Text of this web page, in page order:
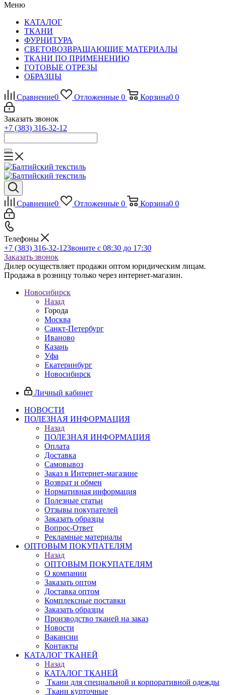
Меню
КАТАЛОГ
ТКАНИ
ФУРНИТУРА
СВЕТОВОЗВРАЩАЮЩИЕ МАТЕРИАЛЫ
ТКАНИ ПО ПРИМЕНЕНИЮ
ГОТОВЫЕ ОТРЕЗЫ
ОБРАЗЦЫ
Сравнение0 Отложенные 0 Корзина0 0
Заказать звонок
+7 (383) 316-32-12
Сравнение0 Отложенные 0 Корзина0 0
Телефоны
+7 (383) 316-32-12Звоните с 08:30 до 17:30
Заказать звонок
Дилер осуществляет продажи оптом юридическим лицам.
Продажа в розницу только через интернет-магазин.
Новосибирск
Назад
Города
Москва
Санкт-Петербург
Иваново
Казань
Уфа
Екатеринбург
Новосибирск
Личный кабинет
НОВОСТИ
ПОЛЕЗНАЯ ИНФОРМАЦИЯ
Назад
ПОЛЕЗНАЯ ИНФОРМАЦИЯ
Оплата
Доставка
Самовывоз
Заказ в Интернет-магазине
Возврат и обмен
Нормативная информация
Полезные статьи
Отзывы покупателей
Заказать образцы
Вопрос-Ответ
Рекламные материалы
ОПТОВЫМ ПОКУПАТЕЛЯМ
Назад
ОПТОВЫМ ПОКУПАТЕЛЯМ
О компании
Заказать оптом
Доставка оптом
Комплексные поставки
Заказать образцы
Производство тканей на заказ
Новости
Вакансии
Контакты
КАТАЛОГ ТКАНЕЙ
Назад
КАТАЛОГ ТКАНЕЙ
Ткани для специальной и корпоративной одежды
Ткани курточные